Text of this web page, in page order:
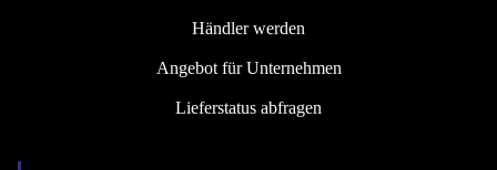
Händler werden
Angebot für Unternehmen
Lieferstatus abfragen